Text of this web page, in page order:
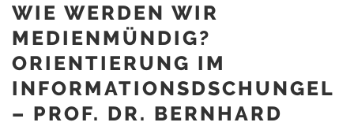
WIE WERDEN WIR
MEDIENMÜNDIG?
ORIENTIERUNG IM
INFORMATIONSDSCHUNGEL
– PROF. DR. BERNHARD